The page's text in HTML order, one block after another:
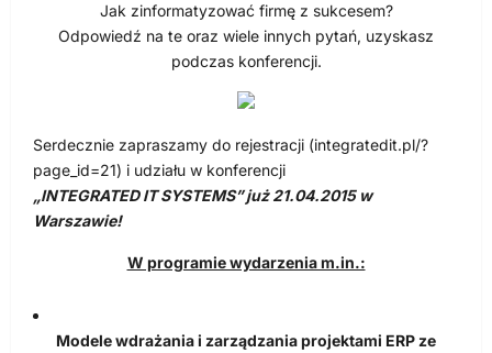
Jak zinformatyzować firmę z sukcesem?
Odpowiedź na te oraz wiele innych pytań, uzyskasz
podczas konferencji.
Serdecznie zapraszamy do rejestracji (integratedit.pl/?
page_id=21) i udziału w konferencji
„INTEGRATED IT SYSTEMS” już 21.04.2015 w
Warszawie!
W programie wydarzenia m.in.:
Modele wdrażania i zarządzania projektami ERP ze